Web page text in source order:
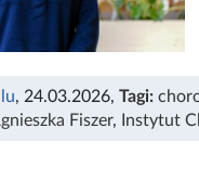
, 24.03.2026, Tagi:
Fiszer, Instytut